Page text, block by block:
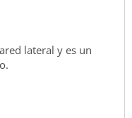
lateral y es un